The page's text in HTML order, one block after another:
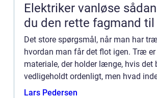
Elektriker vanløse sådan vælger
du den rette fagmand til
Det store spørgsmål, når man har
hvordan man får det flot igen. Træ
materiale, der holder længe, hvis det
vedligeholdt ordenligt, men hvad
egentlig? Først og fremmest skal
Lars Pedersen